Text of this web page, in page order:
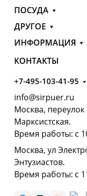
ПОСУДА
ДРУГОЕ
ИНФОРМАЦИЯ
КОНТАКТЫ
+7-495-103-41-95
info@sirpuer.ru
Москва,
Марксистская.
Время работы: с
Москва, ул
Энтузиастов.
Время работы: с